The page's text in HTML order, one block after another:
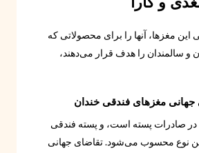
مغزها، آنها را برای محصولاتی که
و سالمندان را هدف قرار می‌دهند،
جهانی مغزهای فندقی خندان
در صادرات پسته است، و پسته فندقی
نوع محسوب می‌شود. تقاضای جهانی